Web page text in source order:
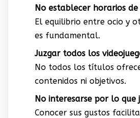
No establecer horarios de
El equilibrio entre ocio y
es fundamental.
Juzgar todos los
No todos los títulos
contenidos ni objetivos.
No interesarse por lo que
Conocer sus gustos